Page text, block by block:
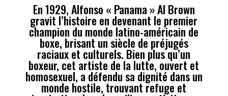
En 1929, Alfonso « Panama » Al Brown
gravit l’histoire en devenant le premier
champion du monde latino-américain de
boxe, brisant un siècle de préjugés
raciaux et culturels. Bien plus qu’un
boxeur, cet artiste de la lutte, ouvert et
homosexuel, a défendu sa dignité dans un
monde hostile, trouvant refuge et